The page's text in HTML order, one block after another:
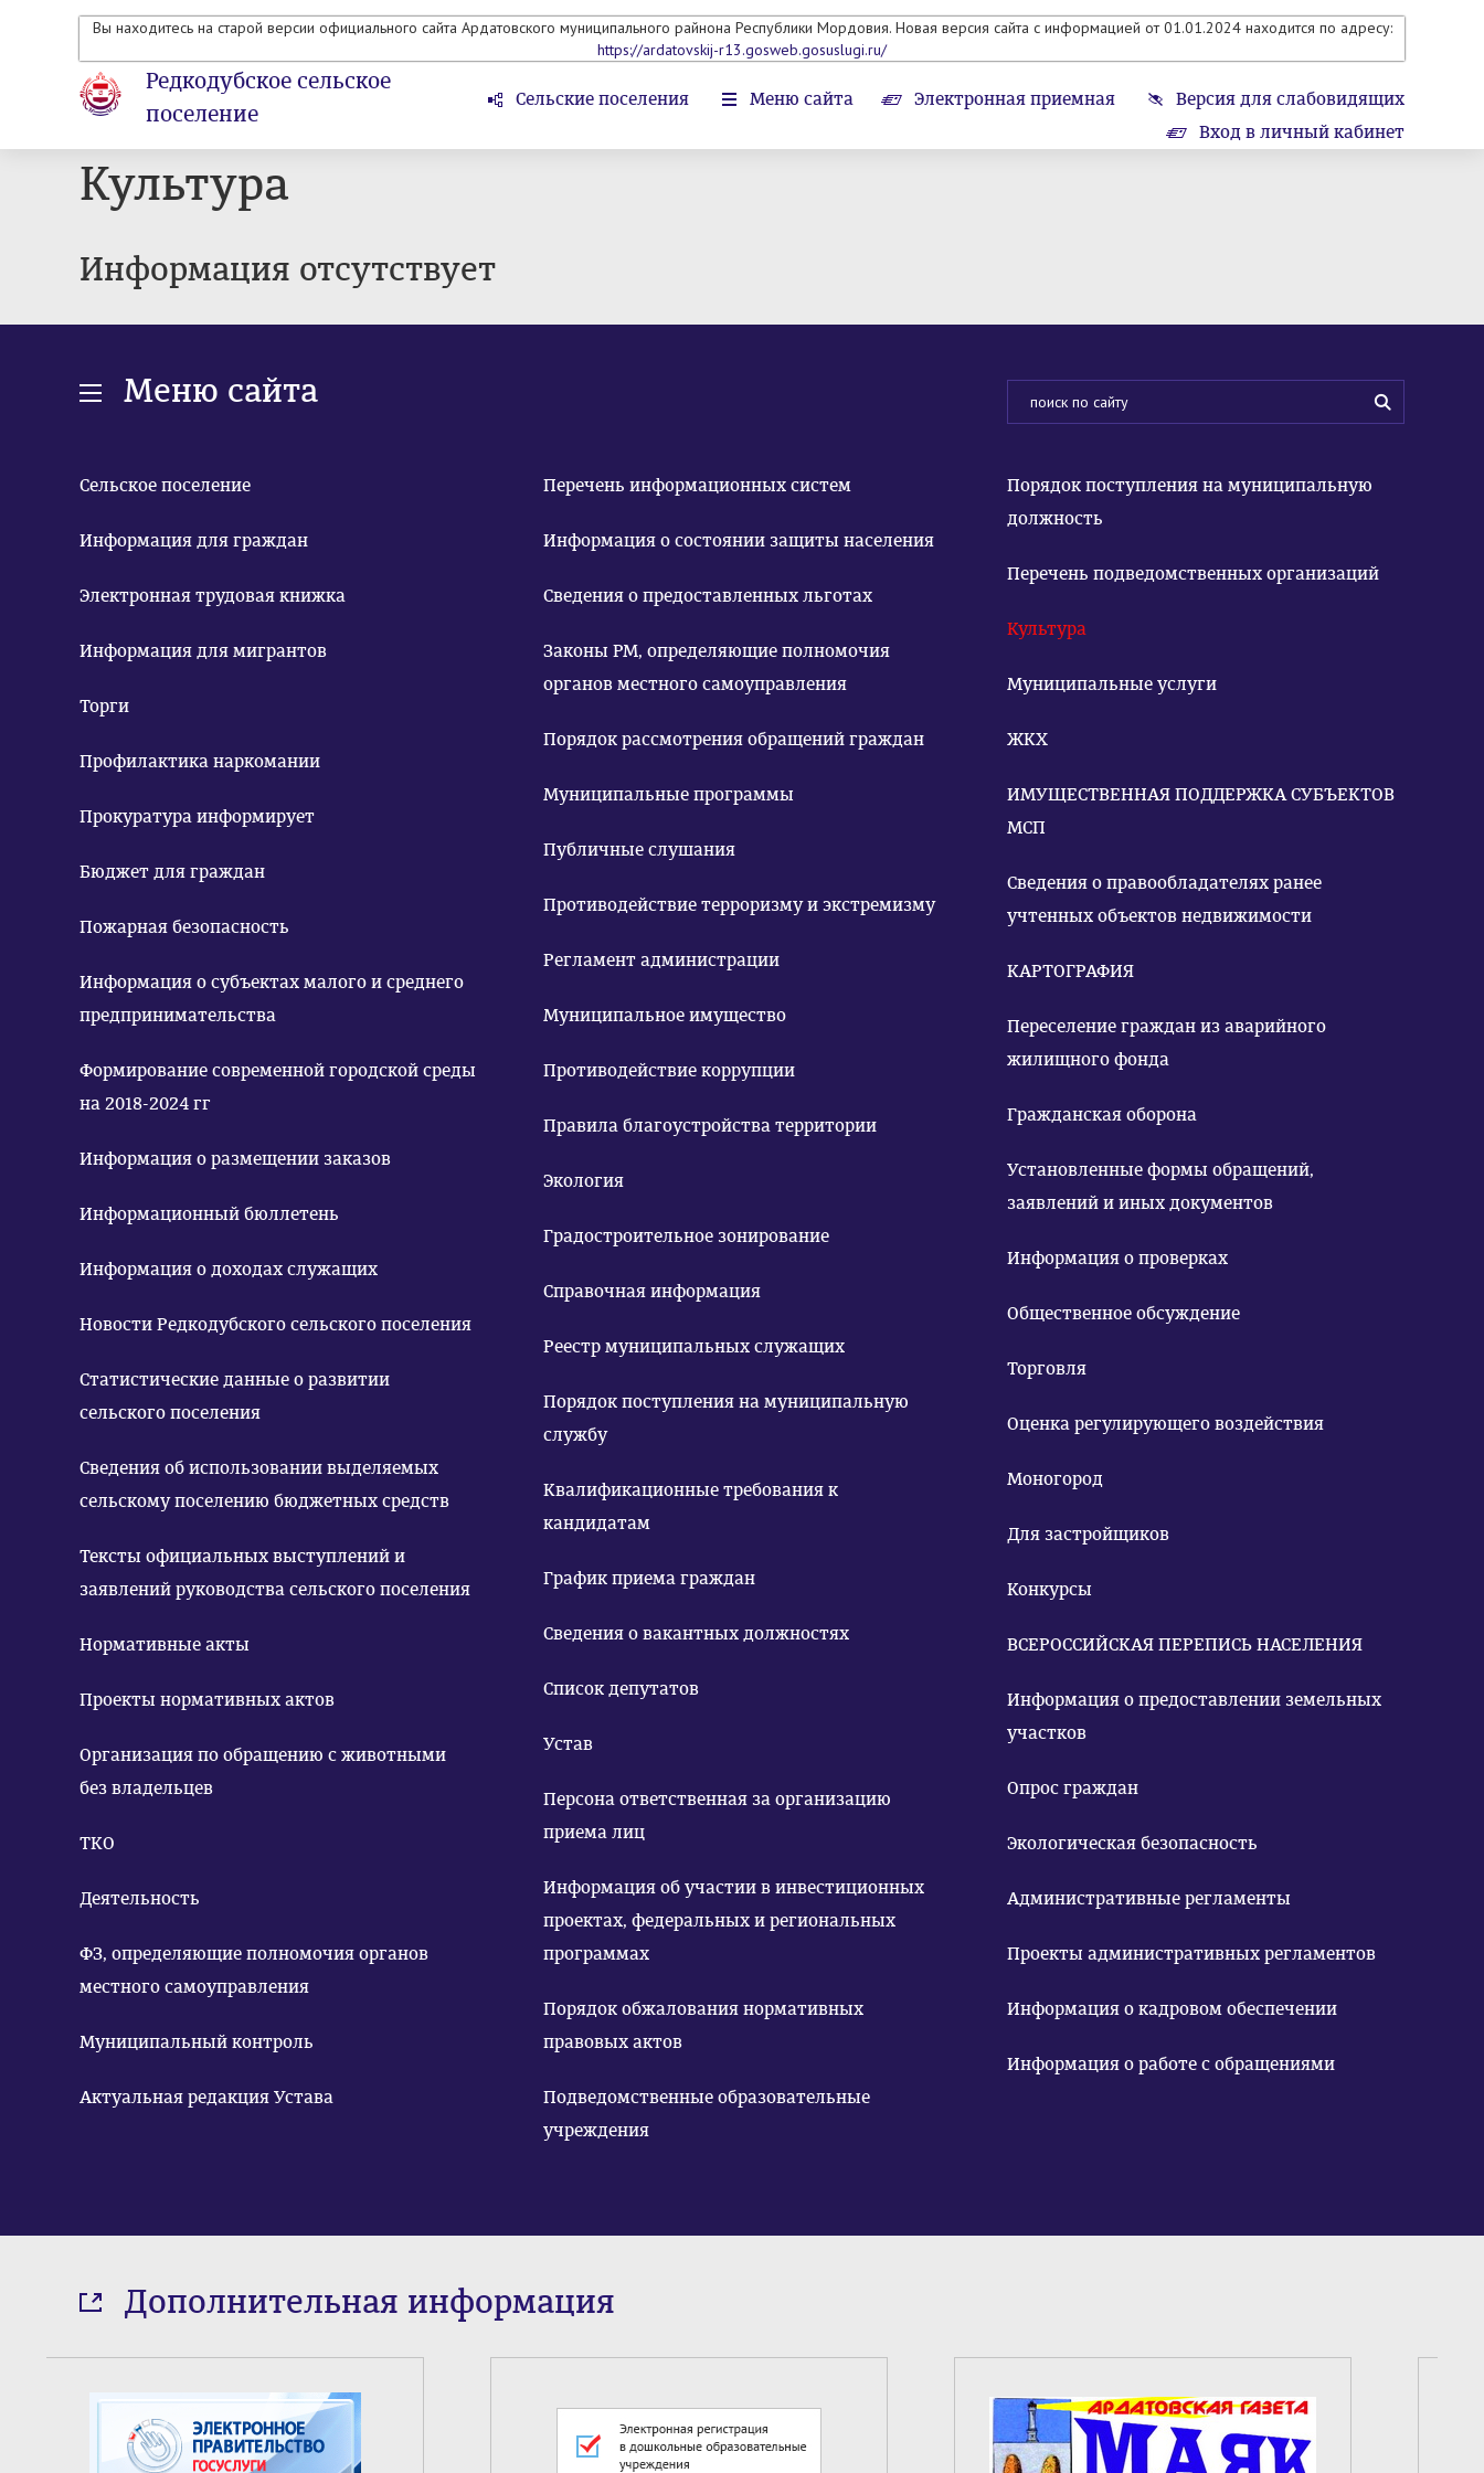
Вы находитесь на старой версии официального сайта Ардатовского муниципального райнона Республики Мордовия. Новая версия сайта с информацией от 01.01.2024 находится по адресу:
https://ardatovskij-r13.gosweb.gosuslugi.ru/
Редкодубское сельское
поселение
Сельские поселения Меню сайта Электронная приемная
Версия для слабовидящих
Вход в личный кабинет
Культура
Информация отсутствует
Меню сайта
Сельское поселение
Информация для граждан
Электронная трудовая книжка
Информация для мигрантов
Торги
Профилактика наркомании
Прокуратура информирует
Бюджет для граждан
Пожарная безопасность
Информация о субъектах малого и среднего
предпринимательства
Формирование современной городской среды
на 2018-2024 гг
Информация о размещении заказов
Информационный бюллетень
Информация о доходах служащих
Новости Редкодубского сельского поселения
Статистические данные о развитии
сельского поселения
Сведения об использовании выделяемых
сельскому поселению бюджетных средств
Тексты официальных выступлений и
заявлений руководства сельского поселения
Нормативные акты
Проекты нормативных актов
Организация по обращению с животными
без владельцев
ТКО
Деятельность
ФЗ, определяющие полномочия органов
местного самоуправления
Муниципальный контроль
Актуальная редакция Устава
Перечень информационных систем
Информация о состоянии защиты населения
Сведения о предоставленных льготах
Законы РМ, определяющие полномочия
органов местного самоуправления
Порядок рассмотрения обращений граждан
Муниципальные программы
Публичные слушания
Противодействие терроризму и экстремизму
Регламент администрации
Муниципальное имущество
Противодействие коррупции
Правила благоустройства территории
Экология
Градостроительное зонирование
Справочная информация
Реестр муниципальных служащих
Порядок поступления на муниципальную
службу
Квалификационные требования к
кандидатам
График приема граждан
Сведения о вакантных должностях
Список депутатов
Устав
Персона ответственная за организацию
приема лиц
Информация об участии в инвестиционных
проектах, федеральных и региональных
программах
Порядок обжалования нормативных
правовых актов
Подведомственные образовательные
учреждения
Порядок поступления на муниципальную
должность
Перечень подведомственных организаций
Культура
Муниципальные услуги
ЖКХ
ИМУЩЕСТВЕННАЯ ПОДДЕРЖКА СУБЪЕКТОВ
МСП
Сведения о правообладателях ранее
учтенных объектов недвижимости
КАРТОГРАФИЯ
Переселение граждан из аварийного
жилищного фонда
Гражданская оборона
Установленные формы обращений,
заявлений и иных документов
Информация о проверках
Общественное обсуждение
Торговля
Оценка регулирующего воздействия
Моногород
Для застройщиков
Конкурсы
ВСЕРОССИЙСКАЯ ПЕРЕПИСЬ НАСЕЛЕНИЯ
Информация о предоставлении земельных
участков
Опрос граждан
Экологическая безопасность
Административные регламенты
Проекты административных регламентов
Информация о кадровом обеспечении
Информация о работе с обращениями
Дополнительная информация